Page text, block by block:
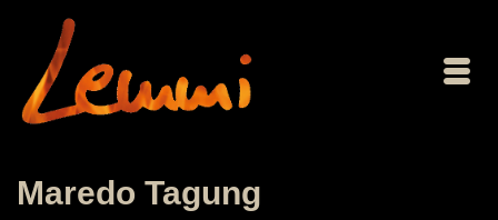
Maredo Tagung